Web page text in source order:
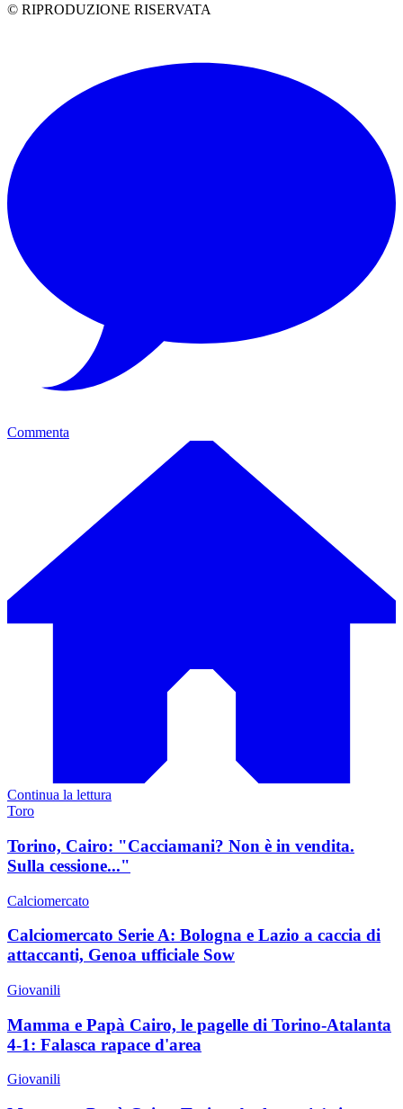
© RIPRODUZIONE RISERVATA
Commenta
Continua la lettura
Toro
Torino, Cairo: "Cacciamani? Non è in vendita.
Sulla cessione..."
Calciomercato
Calciomercato Serie A: Bologna e Lazio a caccia di
attaccanti, Genoa ufficiale Sow
Giovanili
Mamma e Papà Cairo, le pagelle di Torino-Atalanta
4-1: Falasca rapace d'area
Giovanili